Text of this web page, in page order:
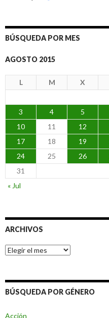
BÚSQUEDA POR MES
AGOSTO 2015
L M X
3
4 5
10
11 12
17
18 19
24
25 26
31
« Jul
ARCHIVOS
Archivos
BÚSQUEDA POR GÉNERO
Acción